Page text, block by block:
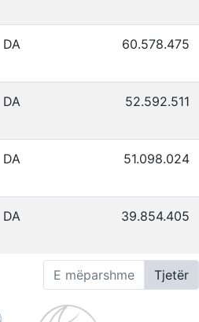
DA 60.578.475
DA 52.592.511
DA 51.098.024
DA 39.854.405
E mëparshme Tjetër